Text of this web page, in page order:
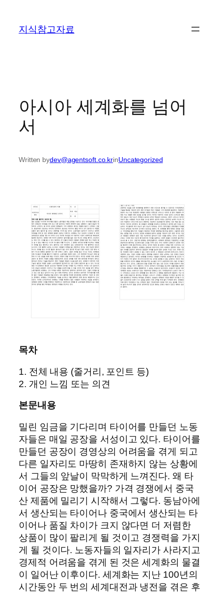
지식참고자료
아시아 세계화를 넘어
서
Written bydev@agentsoft.co.krinUncategorized
목차
1. 전체 내용 (줄거리, 포인트 등)
2. 개인 느낌 또는 의견
본문내용
밀린 임금을 기다리며 타이어를 만들던 노동
자들은 매일 공장을 서성이고 있다. 타이어를
만들던 공장이 경영상의 어려움을 겪게 되고
다른 일자리도 마땅히 존재하지 않는 상황에
서 그들의 앞날이 막막하게 느껴진다. 왜 타
이어 공장은 망했을까? 가격 경쟁에서 중국
산 제품에 밀리기 시작해서 그렇다. 동남아에
서 생산되는 타이어나 중국에서 생산되는 타
이어나 품질 차이가 크지 않다면 더 저렴한
상품이 많이 팔리게 될 것이고 경쟁력을 가지
게 될 것이다. 노동자들의 일자리가 사라지고
경제적 어려움을 겪게 된 것은 세계화의 물결
이 일어난 이후이다. 세계화는 지난 100년의
시간동안 두 번의 세계대전과 냉전을 겪은 후